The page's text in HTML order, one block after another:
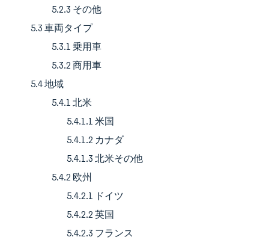
5.2.3 その他
5.3 車両タイプ
5.3.1 乗用車
5.3.2 商用車
5.4 地域
5.4.1 北米
5.4.1.1 米国
5.4.1.2 カナダ
5.4.1.3 北米その他
5.4.2 欧州
5.4.2.1 ドイツ
5.4.2.2 英国
5.4.2.3 フランス